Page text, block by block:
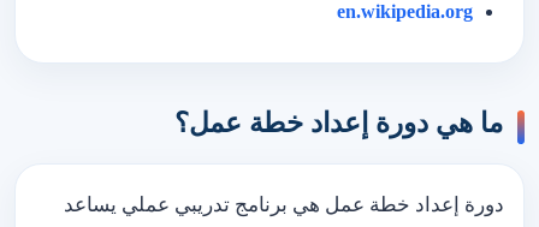
en.wikipedia.org
ما هي دورة إعداد خطة عمل؟
دورة إعداد خطة عمل هي برنامج تدريبي عملي يساعد